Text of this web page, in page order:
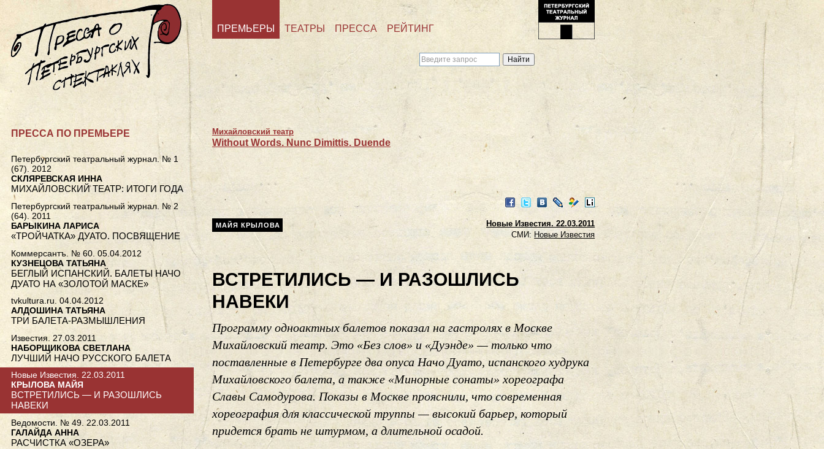
ПРЕМЬЕРЫ ТЕАТРЫ ПРЕССА РЕЙТИНГ
Михайловский театр
Without Words. Nunc Dimittis. Duende
Facebook
TwitterVKontakte
LiveJournal
Мой
LiveInternet
Новые Известия. 22.03.2011
СМИ: Новые Известия
МАЙЯ КРЫЛОВА
ВСТРЕТИЛИСЬ — И РАЗОШЛИСЬ
НАВЕКИ
Программу одноактных балетов показал на гастролях в Москве
Михайловский театр. Это «Без слов» и «Дуэнде» — только что
поставленные в Петербурге два опуса Начо Дуато, испанского худрука
Михайловского балета, а также «Минорные сонаты» хореографа
Славы Самодурова. Показы в Москве прояснили, что современная
хореография для классической труппы — высокий барьер, который
придется брать не штурмом, а длительной осадой.
ПРЕССА ПО ПРЕМЬЕРЕ
Петербургский театральный журнал. № 1
(67). 2012
СКЛЯРЕВСКАЯ ИННА
МИХАЙЛОВСКИЙ ТЕАТР: ИТОГИ ГОДА
Петербургский театральный журнал. № 2
(64). 2011
БАРЫКИНА ЛАРИСА
«ТРОЙЧАТКА» ДУАТО. ПОСВЯЩЕНИЕ
Коммерсантъ. № 60. 05.04.2012
КУЗНЕЦОВА ТАТЬЯНА
БЕГЛЫЙ ИСПАНСКИЙ. БАЛЕТЫ НАЧО
ДУАТО НА «ЗОЛОТОЙ МАСКЕ»
tvkultura.ru. 04.04.2012
АЛДОШИНА ТАТЬЯНА
ТРИ БАЛЕТА-РАЗМЫШЛЕНИЯ
Известия. 27.03.2011
НАБОРЩИКОВА СВЕТЛАНА
ЛУЧШИЙ НАЧО РУССКОГО БАЛЕТА
Новые Известия. 22.03.2011
КРЫЛОВА МАЙЯ
ВСТРЕТИЛИСЬ — И РАЗОШЛИСЬ
НАВЕКИ
Ведомости. № 49. 22.03.2011
ГАЛАЙДА АННА
РАСЧИСТКА «ОЗЕРА»